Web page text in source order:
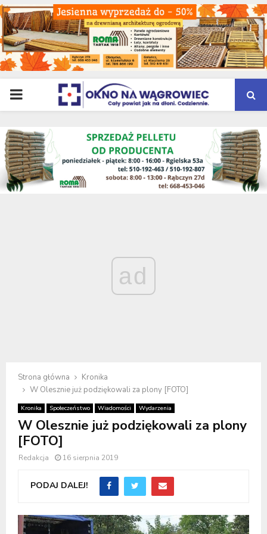
PRIMARY
MENU
ad
Strona główna
Kronika
W Olesznie już podziękowali za plony [FOTO]
Kronika Społeczeństwo Wiadomości Wydarzenia
W Olesznie już podziękowali za plony
[FOTO]
Redakcja 16 sierpnia 2019
PODAJ DALEJ!